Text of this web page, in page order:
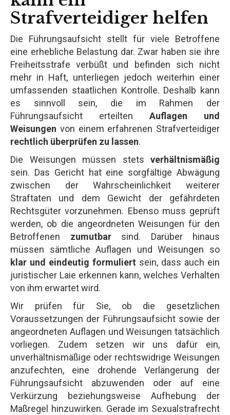
Strafverteidiger helfen
Die Führungsaufsicht stellt für viele Betroffene
eine erhebliche Belastung dar. Zwar haben sie ihre
Freiheitsstrafe verbüßt und befinden sich nicht
mehr in Haft, unterliegen jedoch weiterhin einer
umfassenden staatlichen Kontrolle. Deshalb kann
es sinnvoll sein, die im Rahmen der
Führungsaufsicht erteilten Auflagen und
Weisungen von einem erfahrenen Strafverteidiger
rechtlich überprüfen zu lassen.
Die Weisungen müssen stets verhältnismäßig
sein. Das Gericht hat eine sorgfältige Abwägung
zwischen der Wahrscheinlichkeit weiterer
Straftaten und dem Gewicht der gefährdeten
Rechtsgüter vorzunehmen. Ebenso muss geprüft
werden, ob die angeordneten Weisungen für den
Betroffenen zumutbarsind. Darüber hinaus
müssen sämtliche Auflagen und Weisungen so
klar und eindeutig formuliert sein, dass auch ein
juristischer Laie erkennen kann, welches Verhalten
von ihm erwartet wird.
Wir prüfen für Sie, ob die gesetzlichen
Voraussetzungen der Führungsaufsicht sowie der
angeordneten Auflagen und Weisungen tatsächlich
vorliegen. Zudem setzen wir uns dafür ein,
unverhältnismäßige oder rechtswidrige Weisungen
anzufechten, eine drohende Verlängerung der
Führungsaufsicht abzuwenden oder auf eine
Verkürzung beziehungsweise Aufhebung der
Maßregel hinzuwirken. Gerade im Sexualstrafrecht